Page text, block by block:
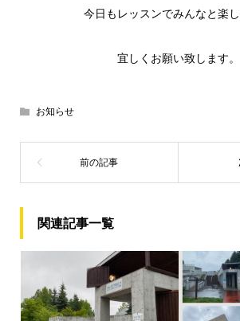
今日もレッスンでみんなと楽
宜しくお願い致します。
お知らせ
関連記事一覧